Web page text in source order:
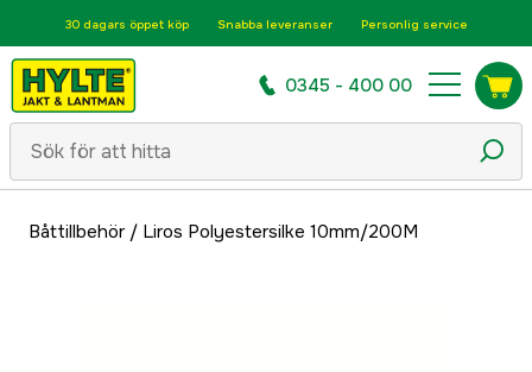
30 dagars öppet köp Snabba leveranser Personlig service
0345 - 400 00
Båttillbehör/ Liros Polyestersilke 10mm/200M